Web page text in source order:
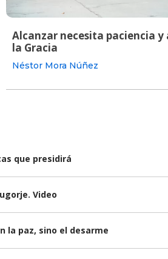
Alcanzar necesita paciencia y
la Gracia
Néstor Mora Núñez
que presidirá
Video
la paz, sino el desarme